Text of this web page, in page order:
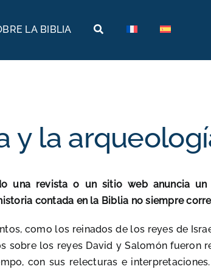
LA BIBLIA
Egipto
Israel
Turquía
y la
una revista o un sitio web anuncia
contada en la Biblia no siempre
como los reinados de los reyes de
sobre los reyes David y Salomón fueron
con sus relecturas e